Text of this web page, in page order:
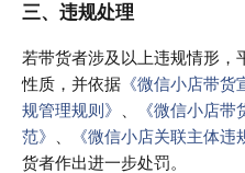
三、违规处理
若带货者涉及以上违规情形，
性质，并依据 《微信小店带货
规管理规则》
《微信小店
范》
《微信小店关联主体违
货者作出进一步处罚。